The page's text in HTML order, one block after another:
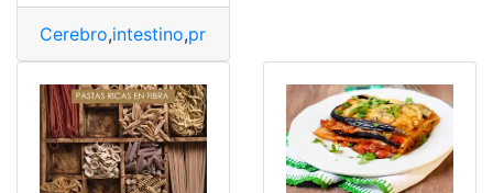
Cerebro,intestino,protege